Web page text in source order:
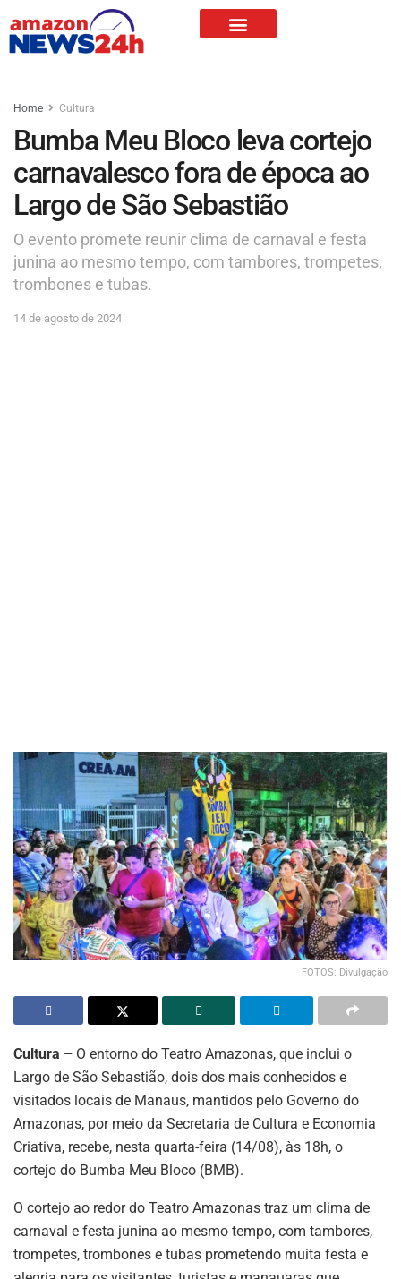
Home Cultura
Bumba Meu Bloco leva cortejo
carnavalesco fora de época ao
Largo de São Sebastião
O evento promete reunir clima de carnaval e festa
junina ao mesmo tempo, com tambores, trompetes,
trombones e tubas.
14 de agosto de 2024
FOTOS: Divulgação
Cultura – O entorno do Teatro Amazonas, que inclui o
Largo de São Sebastião, dois dos mais conhecidos e
visitados locais de Manaus, mantidos pelo Governo do
Amazonas, por meio da Secretaria de Cultura e Economia
Criativa, recebe, nesta quarta-feira (14/08), às 18h, o
cortejo do Bumba Meu Bloco (BMB).
O cortejo ao redor do Teatro Amazonas traz um clima de
carnaval e festa junina ao mesmo tempo, com tambores,
trompetes, trombones e tubas prometendo muita festa e